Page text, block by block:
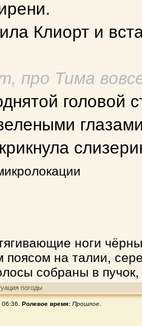
Клиорт и
про Тима
головой
ноги
поясом на талии,
собраны в
погоды
06:36 Ролевое время: Прошлое.